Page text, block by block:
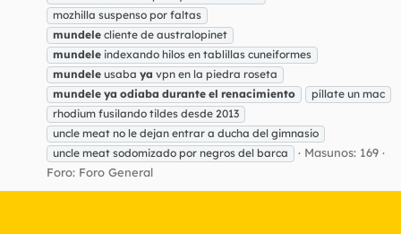
mozhilla suspenso por faltas
mundele cliente de australopinet
mundele indexando hilos en tablillas cuneiformes
mundele usaba ya vpn en la piedra roseta
mundele ya odiaba durante el renacimiento
píllate un mac
rhodium fusilando tildes desde 2013
uncle meat no le dejan entrar a ducha del gimnasio
uncle meat sodomizado por negros del barca
Masunos: 169
Foro: Foro General